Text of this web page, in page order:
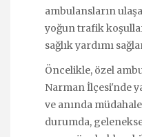
ambulansların
yoğun trafik
sağlık yardımı
Öncelikle, özel
Narman İlçesi'nde
ve anında
durumda,